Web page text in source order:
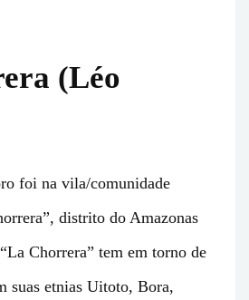
(Léo
foi na vila/comunidade
distrito do Amazonas
Chorrera” tem em torno de
suas etnias Uitoto, Bora,